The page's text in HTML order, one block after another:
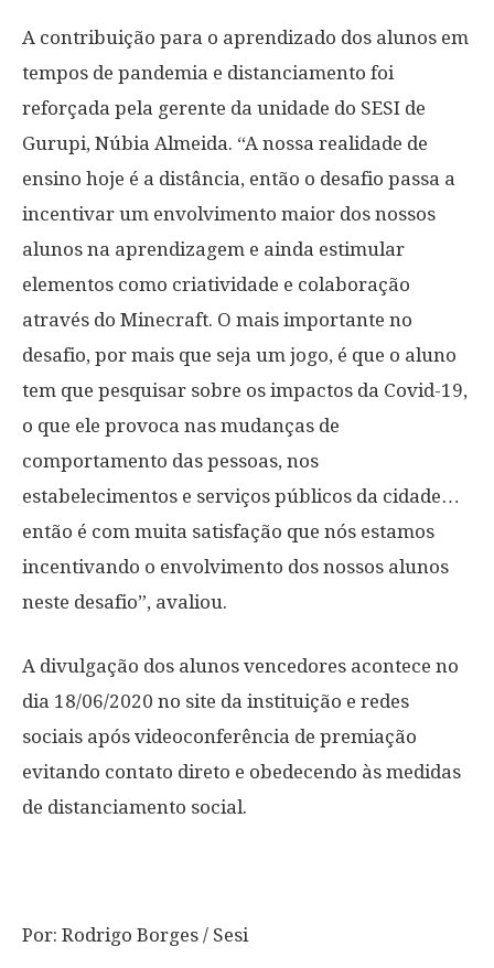
A contribuição para o aprendizado dos alunos em
tempos de pandemia e distanciamento foi
reforçada pela gerente da unidade do SESI de
Gurupi, Núbia Almeida. “A nossa realidade de
ensino hoje é a distância, então o desafio passa a
incentivar um envolvimento maior dos nossos
alunos na aprendizagem e ainda estimular
elementos como criatividade e colaboração
através do Minecraft. O mais importante no
desafio, por mais que seja um jogo, é que o aluno
tem que pesquisar sobre os impactos da Covid-19,
o que ele provoca nas mudanças de
comportamento das pessoas, nos
estabelecimentos e serviços públicos da cidade…
então é com muita satisfação que nós estamos
incentivando o envolvimento dos nossos alunos
neste desafio”, avaliou.
A divulgação dos alunos vencedores acontece no
dia 18/06/2020 no site da instituição e redes
sociais após videoconferência de premiação
evitando contato direto e obedecendo às medidas
de distanciamento social.
Por: Rodrigo Borges / Sesi